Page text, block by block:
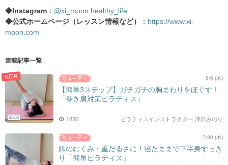
◆Instagram ： @xi_moon.healthy_life
◆公式ホームページ（レッスン情報など）
： https://www.xi-
moon.com
連載記事一覧
NEW
BLOG
8/6 (木)
【簡単3ステップ】ガチガチの胸まわりをほぐす！
「巻き肩対策ピラティス」
ピラティスインストラクター 澤田みのり
1830
7/30 (木)
脚のむくみ・重だるさに！寝たままで下半身すっき
り「簡単ピラティス」